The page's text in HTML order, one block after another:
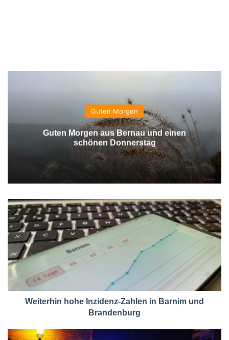
Guten Morgen
Guten Morgen aus Bernau und einen
schönen Donnerstag
Weiterhin hohe Inzidenz-Zahlen in Barnim und
Brandenburg